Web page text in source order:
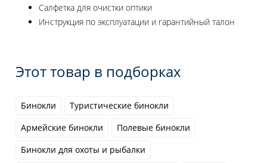
Салфетка для очистки оптики
Инструкция по эксплуатации и гарантийный талон
Этот товар в подборках
Бинокли
Туристические бинокли
Армейские бинокли
Полевые бинокли
Бинокли для охоты и рыбалки